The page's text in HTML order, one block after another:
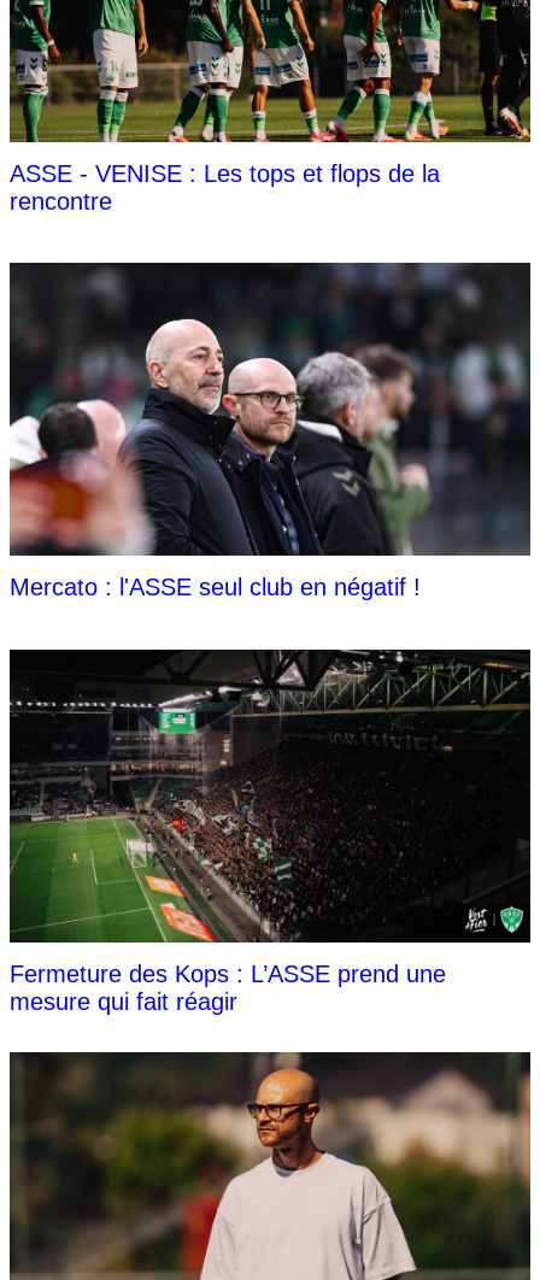
ASSE - VENISE : Les tops et flops de la
rencontre
Mercato : l'ASSE seul club en négatif !
Fermeture des Kops : L’ASSE prend une
mesure qui fait réagir